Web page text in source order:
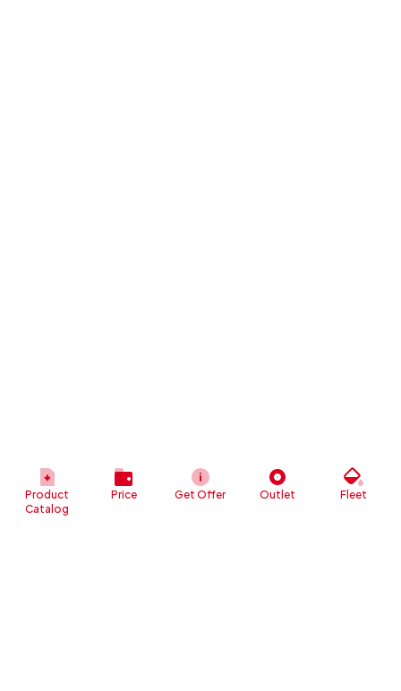
Product
Catalog
Price Get Offer Outlet Fleet